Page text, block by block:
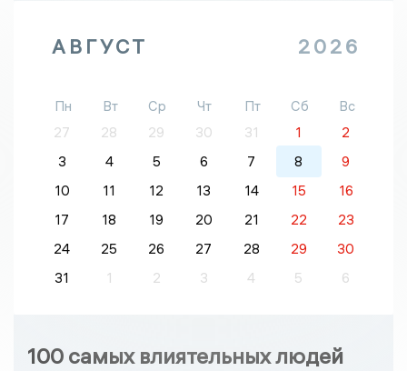
АВГУСТ 2026
Пн Вт Ср Чт Пт Сб
Вс
27
28 29 30 31 1
2
3
4 5 6 7 8
9
10
11 12 13 14 15
16
17
18 19 20 21 22
23
24
25 26 27 28 29
30
31
1 2 3 4 5 6
100 самых влиятельных людей